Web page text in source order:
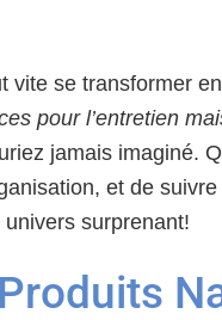
vite se transformer
pour l’entretien
jamais imaginé.
et de
surprenant!